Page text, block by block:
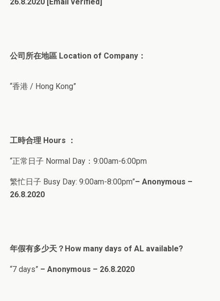
公司所在地區 Location of Company：
“香港 / Hong Kong”
工時合理 Hours ：
“正常日子 Normal Day：9:00am-6:00pm
繁忙日子 Busy Day: 9:00am-8:00pm”– Anonymous –
26.8.2020
年假有多少天？How many days of AL available?
“7 days” – Anonymous – 26.8.2020